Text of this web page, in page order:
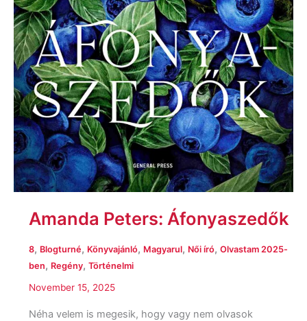
Amanda Peters: Áfonyaszedők
8, Blogturné, Könyvajánló, Magyarul, Női író, Olvastam 2025-
ben, Regény, Történelmi
November 15, 2025
Néha velem is megesik, hogy vagy nem olvasok